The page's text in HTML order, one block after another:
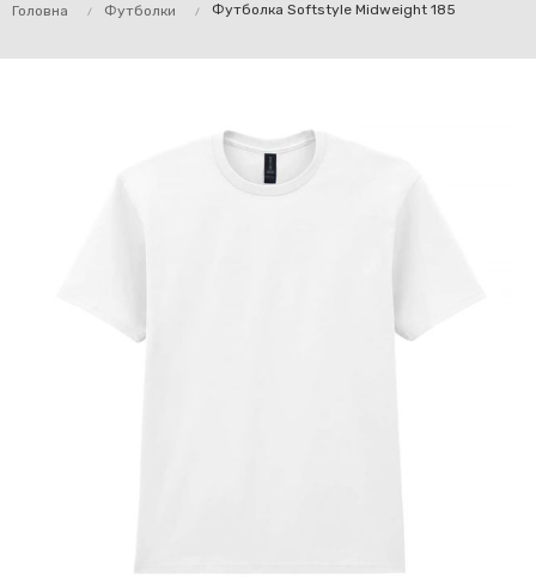
Головна Футболки Футболка Softstyle Midweight 185